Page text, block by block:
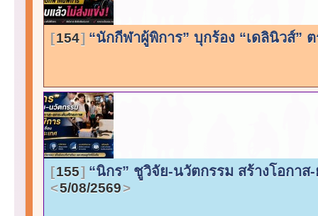
154 “นักกีฬาผู้พิการ” บุกร้อง “เดลินิวส์”
155 “นิกร” ชูวิจัย-นวัตกรรม สร้างโอกา
5/08/2569